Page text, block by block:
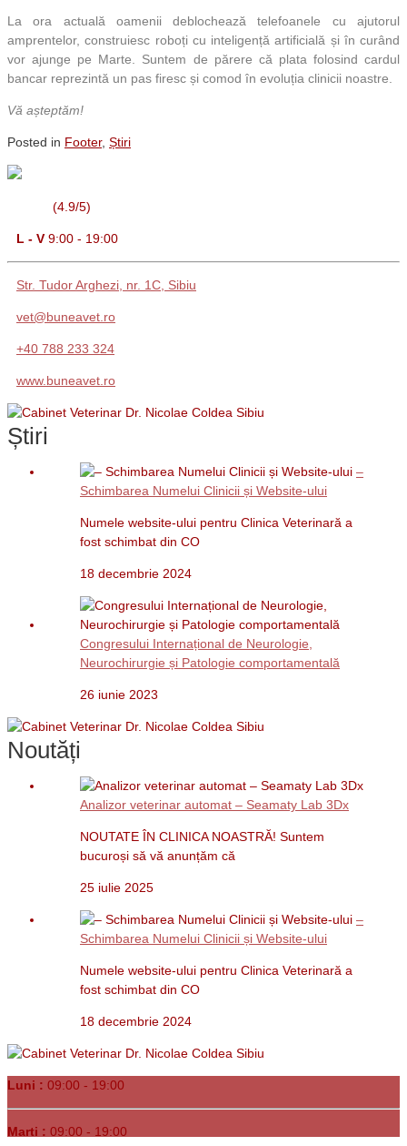
La ora actuală oamenii deblochează telefoanele cu ajutorul
amprentelor, construiesc roboți cu inteligență artificială și în curând
vor ajunge pe Marte. Suntem de părere că plata folosind cardul
bancar reprezintă un pas firesc și comod în evoluția clinicii noastre.
Vă așteptăm!
Posted in Footer, Știri
(4.9/5)
L - V 9:00 - 19:00
Str. Tudor Arghezi, nr. 1C, Sibiu
vet@buneavet.ro
+40 788 233 324
www.buneavet.ro
Știri
–
Schimbarea Numelui Clinicii și Website-ului
Numele website-ului pentru Clinica Veterinară a
fost schimbat din CO
18 decembrie 2024
Congresului Internațional de Neurologie,
Neurochirurgie și Patologie comportamentală
26 iunie 2023
Noutăți
Analizor veterinar automat – Seamaty Lab 3Dx
NOUTATE ÎN CLINICA NOASTRĂ! Suntem
bucuroși să vă anunțăm că
25 iulie 2025
–
Schimbarea Numelui Clinicii și Website-ului
Numele website-ului pentru Clinica Veterinară a
fost schimbat din CO
18 decembrie 2024
Luni : 09:00 - 19:00
Marți : 09:00 - 19:00